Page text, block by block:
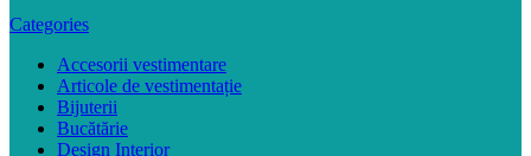
Categories
Accesorii vestimentare
Articole de vestimentație
Bijuterii
Bucătărie
Design Interior